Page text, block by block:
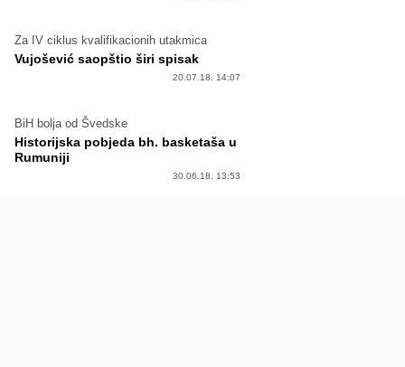
Za IV ciklus kvalifikacionih utakmica
Vujošević saopštio širi spisak
20.07.18. 14:07
BiH bolja od Švedske
Historijska pobjeda bh. basketaša u
Rumuniji
30.06.18. 13:53